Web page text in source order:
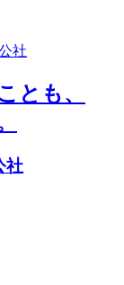
とも、
社